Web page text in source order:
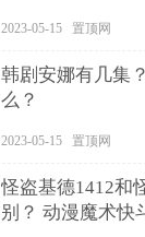
2023-05-15 置顶网
韩剧安娜有几集
么？
2023-05-15 置顶网
怪盗基德1412和
别？ 动漫魔术快